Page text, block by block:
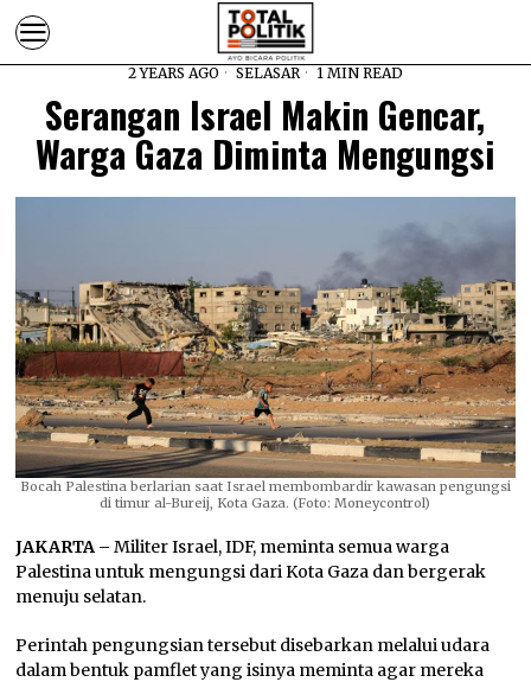
2 YEARS AGO SELASAR 1 MIN READ
Serangan Israel Makin Gencar,
Warga Gaza Diminta Mengungsi
Bocah Palestina berlarian saat Israel membombardir kawasan pengungsi
di timur al-Bureij, Kota Gaza. (Foto: Moneycontrol)
JAKARTA –Militer Israel, IDF, meminta semua warga
Palestina untuk mengungsi dari Kota Gaza dan bergerak
menuju selatan.
Perintah pengungsian tersebut disebarkan melalui udara
dalam bentuk pamflet yang isinya meminta agar mereka